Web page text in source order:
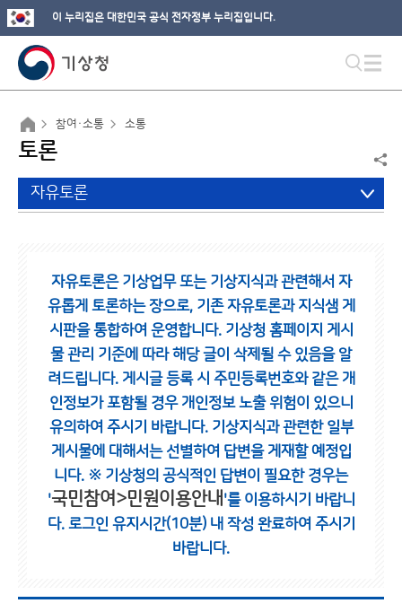
이 누리집은 대한민국 공식 전자정부 누리집입니다.
참여·소통 소통
토론
자유토론
자유토론은 기상업무 또는 기상지식과 관련해서 자
유롭게 토론하는 장으로, 기존 자유토론과 지식샘 게
시판을 통합하여 운영합니다. 기상청 홈페이지 게시
물 관리 기준에 따라 해당 글이 삭제될 수 있음을 알
려드립니다. 게시글 등록 시 주민등록번호와 같은 개
인정보가 포함될 경우 개인정보 노출 위험이 있으니
유의하여 주시기 바랍니다. 기상지식과 관련한 일부
게시물에 대해서는 선별하여 답변을 게재할 예정입
니다. ※ 기상청의 공식적인 답변이 필요한 경우는
'국민참여>민원이용안내 '를 이용하시기 바랍니
다. 로그인 유지시간(10분) 내 작성 완료하여 주시기
바랍니다.